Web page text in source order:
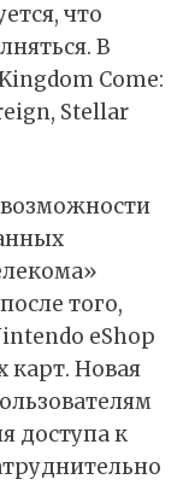
что
В
Come:
Stellar
того,
eShop
карт. Новая
доступа к